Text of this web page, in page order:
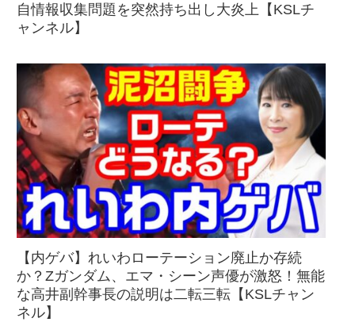
自情報収集問題を突然持ち出し大炎上【KSLチ
ャンネル】
【内ゲバ】れいわローテーション廃止か存続
か？Zガンダム、エマ・シーン声優が激怒！無能
な高井副幹事長の説明は二転三転【KSLチャン
ネル】